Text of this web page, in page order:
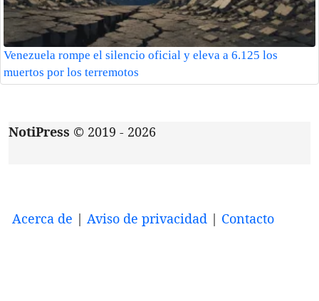
Venezuela rompe el silencio oficial y eleva a 6.125 los
muertos por los terremotos
NotiPress © 2019 - 2026
Acerca de | Aviso de privacidad | Contacto